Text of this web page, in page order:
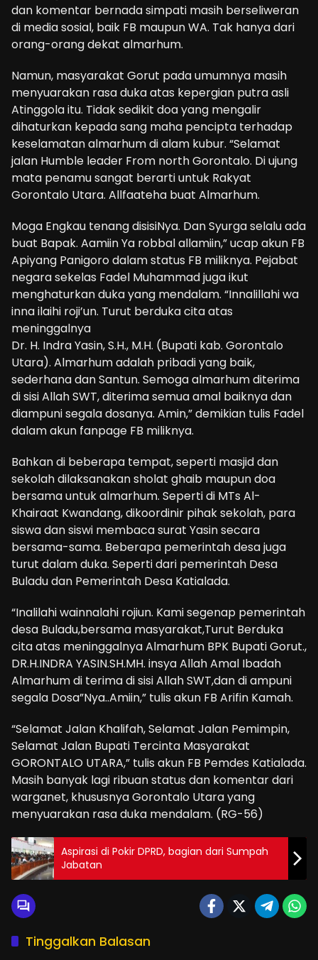
dan komentar bernada simpati masih berseliweran
di media sosial, baik FB maupun WA. Tak hanya dari
orang-orang dekat almarhum.
Namun, masyarakat Gorut pada umumnya masih
menyuarakan rasa duka atas kepergian putra asli
Atinggola itu. Tidak sedikit doa yang mengalir
dihaturkan kepada sang maha pencipta terhadap
keselamatan almarhum di alam kubur. “Selamat
jalan Humble leader From north Gorontalo. Di ujung
mata penamu sangat berarti untuk Rakyat
Gorontalo Utara. Allfaateha buat Almarhum.
Moga Engkau tenang disisiNya. Dan Syurga selalu ada
buat Bapak. Aamiin Ya robbal allamiin,” ucap akun FB
Apiyang Panigoro dalam status FB miliknya. Pejabat
negara sekelas Fadel Muhammad juga ikut
menghaturkan duka yang mendalam. “Innalillahi wa
inna ilaihi roji’un. Turut berduka cita atas
meninggalnya
Dr. H. Indra Yasin, S.H., M.H. (Bupati kab. Gorontalo
Utara). Almarhum adalah pribadi yang baik,
sederhana dan Santun. Semoga almarhum diterima
di sisi Allah SWT, diterima semua amal baiknya dan
diampuni segala dosanya. Amin,” demikian tulis Fadel
dalam akun fanpage FB miliknya.
Bahkan di beberapa tempat, seperti masjid dan
sekolah dilaksanakan sholat ghaib maupun doa
bersama untuk almarhum. Seperti di MTs Al-
Khairaat Kwandang, dikoordinir pihak sekolah, para
siswa dan siswi membaca surat Yasin secara
bersama-sama. Beberapa pemerintah desa juga
turut dalam duka. Seperti dari pemerintah Desa
Buladu dan Pemerintah Desa Katialada.
“Inalilahi wainnalahi rojiun. Kami segenap pemerintah
desa Buladu,bersama masyarakat,Turut Berduka
cita atas meninggalnya Almarhum BPK Bupati Gorut.,
DR.H.INDRA YASIN.SH.MH. insya Allah Amal Ibadah
Almarhum di terima di sisi Allah SWT,dan di ampuni
segala Dosa”Nya..Amiin,” tulis akun FB Arifin Kamah.
“Selamat Jalan Khalifah, Selamat Jalan Pemimpin,
Selamat Jalan Bupati Tercinta Masyarakat
GORONTALO UTARA,” tulis akun FB Pemdes Katialada.
Masih banyak lagi ribuan status dan komentar dari
warganet, khususnya Gorontalo Utara yang
menyuarakan rasa duka mendalam. (RG-56)
Aspirasi di Pokir DPRD, bagian dari Sumpah
Jabatan
Tinggalkan Balasan